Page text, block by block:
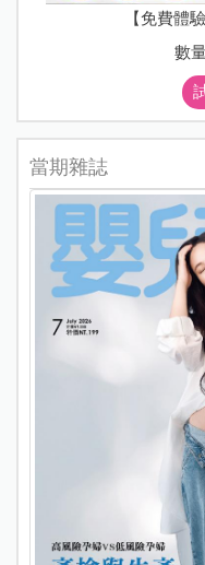
【免費體
數
當期雜誌